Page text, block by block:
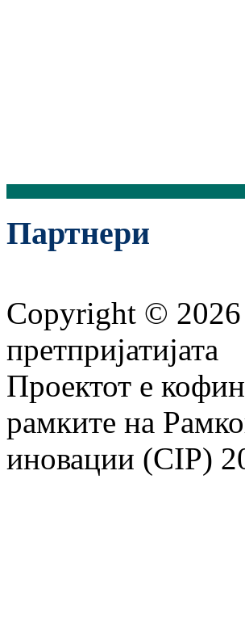
Партнери
Copyright © 2026
претпријатијата
Проектот е
рамките на
иновации (CIP)